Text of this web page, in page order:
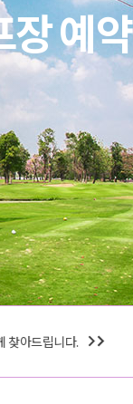
장 예약
찾아드립니다.